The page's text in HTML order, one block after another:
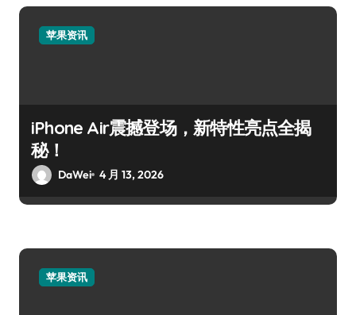
苹果资讯
iPhone Air震撼登场，新特性亮点全揭
秘！
DaWei 4 月 13, 2026
苹果资讯